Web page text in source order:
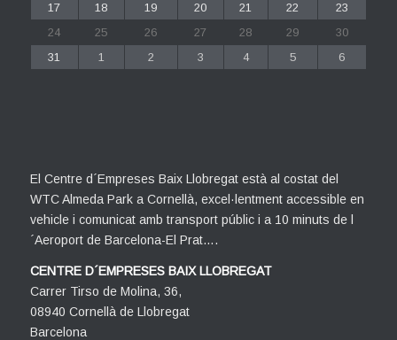
17
18 19 20 21 22
23
24
25 26 27 28 29
30
31
1 2 3 4 5 6
El Centre d´Empreses Baix Llobregat està al costat del
WTC Almeda Park a Cornellà, excel·lentment accessible en
vehicle i comunicat amb transport públic i a 10 minuts de l
´Aeroport de Barcelona-El Prat….
CENTRE D´EMPRESES BAIX LLOBREGAT
Carrer Tirso de Molina, 36,
08940 Cornellà de Llobregat
Barcelona